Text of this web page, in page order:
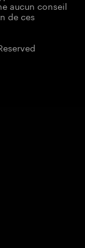
aucun conseil
de ces